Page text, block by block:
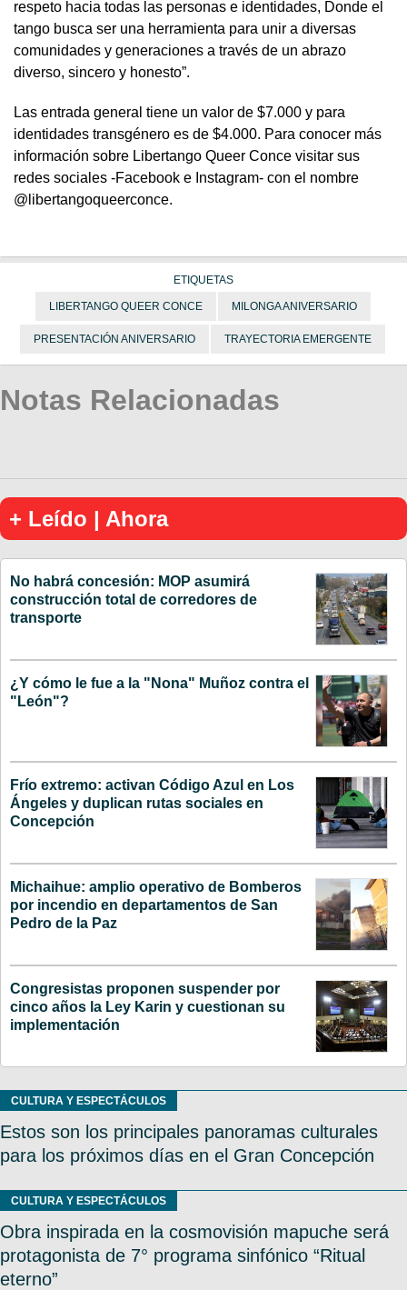
respeto hacia todas las personas e identidades, Donde el
tango busca ser una herramienta para unir a diversas
comunidades y generaciones a través de un abrazo
diverso, sincero y honesto”.
Las entrada general tiene un valor de $7.000 y para
identidades transgénero es de $4.000. Para conocer más
información sobre Libertango Queer Conce visitar sus
redes sociales -Facebook e Instagram- con el nombre
@libertangoqueerconce.
ETIQUETAS
LIBERTANGO QUEER CONCE MILONGA ANIVERSARIO
PRESENTACIÓN ANIVERSARIO TRAYECTORIA EMERGENTE
Notas Relacionadas
+ Leído | Ahora
No habrá concesión: MOP asumirá
construcción total de corredores de
transporte
¿Y cómo le fue a la "Nona" Muñoz contra el
"León"?
Frío extremo: activan Código Azul en Los
Ángeles y duplican rutas sociales en
Concepción
Michaihue: amplio operativo de Bomberos
por incendio en departamentos de San
Pedro de la Paz
Congresistas proponen suspender por
cinco años la Ley Karin y cuestionan su
implementación
CULTURA Y ESPECTÁCULOS
Estos son los principales panoramas culturales
para los próximos días en el Gran Concepción
CULTURA Y ESPECTÁCULOS
Obra inspirada en la cosmovisión mapuche será
protagonista de 7° programa sinfónico “Ritual
eterno”